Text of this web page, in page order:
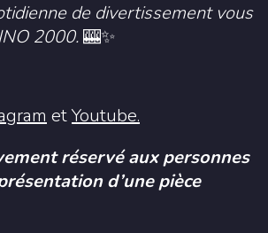
de divertissement vous
2000.🎰✨
etYoutube.
réservé aux personnes
d’une pièce